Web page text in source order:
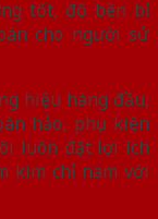
tốt, độ bền bỉ
cho người sử
hiệu hàng đầu,
hảo, phụ kiện
luôn đặt lợi ích
kim chỉ nam với